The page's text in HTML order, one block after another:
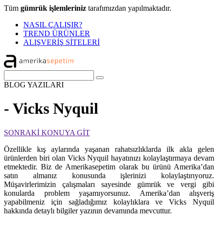
Tüm gümrük işlemleriniz tarafımızdan yapılmaktadır.
NASIL ÇALIŞIR?
TREND ÜRÜNLER
ALIŞVERİŞ SİTELERİ
BLOG YAZILARI
- Vicks Nyquil
SONRAKİ KONUYA GİT
Özellikle kış aylarında yaşanan rahatsızlıklarda ilk akla gelen
ürünlerden biri olan Vicks Nyquil hayatınızı kolaylaştırmaya devam
etmektedir. Biz de Amerikasepetim olarak bu ürünü Amerika’dan
satın almanız konusunda işlerinizi kolaylaştırıyoruz.
Müşavirlerimizin çalışmaları sayesinde gümrük ve vergi gibi
konularda problem yaşamıyorsunuz. Amerika’dan alışveriş
yapabilmeniz için sağladığımız kolaylıklara ve Vicks Nyquil
hakkında detaylı bilgiler yazının devamında mevcuttur.